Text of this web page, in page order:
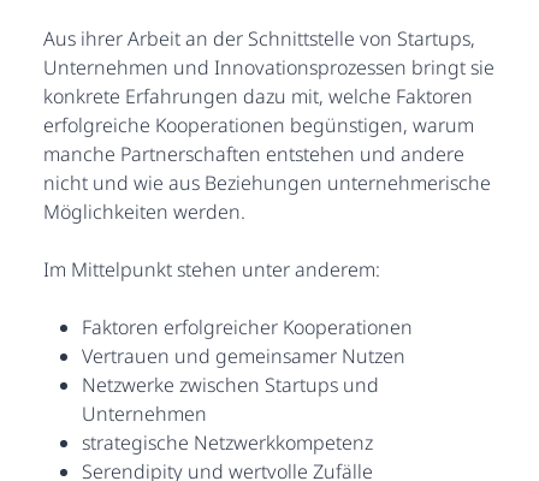
Aus ihrer Arbeit an der Schnittstelle von Startups,
Unternehmen und Innovationsprozessen bringt sie
konkrete Erfahrungen dazu mit, welche Faktoren
erfolgreiche Kooperationen begünstigen, warum
manche Partnerschaften entstehen und andere
nicht und wie aus Beziehungen unternehmerische
Möglichkeiten werden.
Im Mittelpunkt stehen unter anderem:
Faktoren erfolgreicher Kooperationen
Vertrauen und gemeinsamer Nutzen
Netzwerke zwischen Startups und
Unternehmen
strategische Netzwerkkompetenz
Serendipity und wertvolle Zufälle